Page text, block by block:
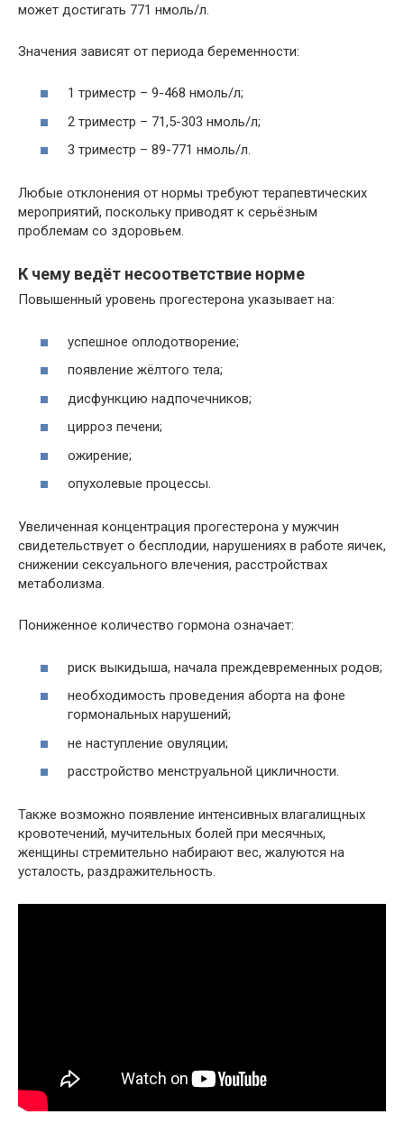
может достигать 771 нмоль/л.
Значения зависят от периода беременности:
1 триместр – 9-468 нмоль/л;
2 триместр – 71,5-303 нмоль/л;
3 триместр – 89-771 нмоль/л.
Любые отклонения от нормы требуют терапевтических
мероприятий, поскольку приводят к серьёзным
проблемам со здоровьем.
К чему ведёт несоответствие норме
Повышенный уровень прогестерона указывает на:
успешное оплодотворение;
появление жёлтого тела;
дисфункцию надпочечников;
цирроз печени;
ожирение;
опухолевые процессы.
Увеличенная концентрация прогестерона у мужчин
свидетельствует о бесплодии, нарушениях в работе яичек,
снижении сексуального влечения, расстройствах
метаболизма.
Пониженное количество гормона означает:
риск выкидыша, начала преждевременных родов;
необходимость проведения аборта на фоне
гормональных нарушений;
не наступление овуляции;
расстройство менструальной цикличности.
Также возможно появление интенсивных влагалищных
кровотечений, мучительных болей при месячных,
женщины стремительно набирают вес, жалуются на
усталость, раздражительность.